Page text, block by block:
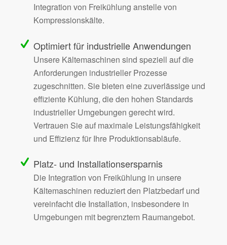
Integration von Freikühlung anstelle von
Kompressionskälte.
Optimiert für industrielle Anwendungen
Unsere Kältemaschinen sind speziell auf die
Anforderungen industrieller Prozesse
zugeschnitten. Sie bieten eine zuverlässige und
effiziente Kühlung, die den hohen Standards
industrieller Umgebungen gerecht wird.
Vertrauen Sie auf maximale Leistungsfähigkeit
und Effizienz für Ihre Produktionsabläufe.
Platz- und Installationsersparnis
Die Integration von Freikühlung in unsere
Kältemaschinen reduziert den Platzbedarf und
vereinfacht die Installation, insbesondere in
Umgebungen mit begrenztem Raumangebot.